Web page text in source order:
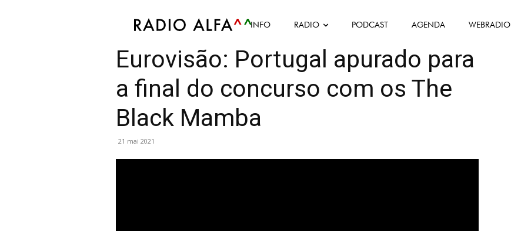
INFO RADIO PODCAST AGENDA WEBRADIO
Curiosités Coups de Coeur Info Culture
Eurovisão: Portugal apurado para
a final do concurso com os The
Black Mamba
21 mai 2021